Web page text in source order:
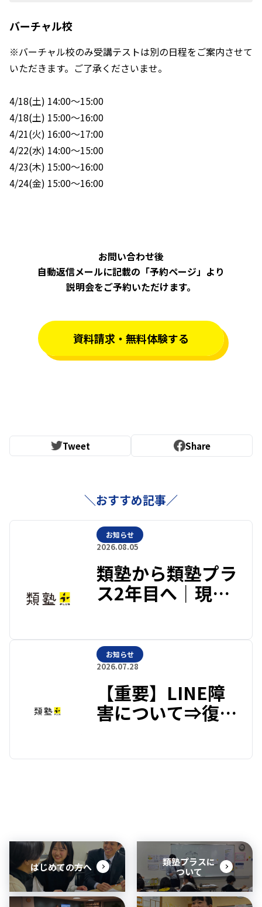
バーチャル校
※バーチャル校のみ受講テストは別の日程をご案内させて
いただきます。ご了承くださいませ。
4/18(土) 14:00～15:00
4/18(土) 15:00～16:00
4/21(火) 16:00～17:00
4/22(水) 14:00～15:00
4/23(木) 15:00～16:00
4/24(金) 15:00～16:00
お問い合わせ後
自動返信メールに記載の「予約ページ」より
説明会をご予約いただけます。
資料請求・無料体験する
Tweet Share
＼おすすめ記事／
お知らせ
2026.08.05
類塾から類塾プラ
ス2年目へ｜現在
と、教育の進化
お知らせ
2026.07.28
【重要】LINE障
害について⇒復旧
はじめての方へ
類塾プラスに
ついて